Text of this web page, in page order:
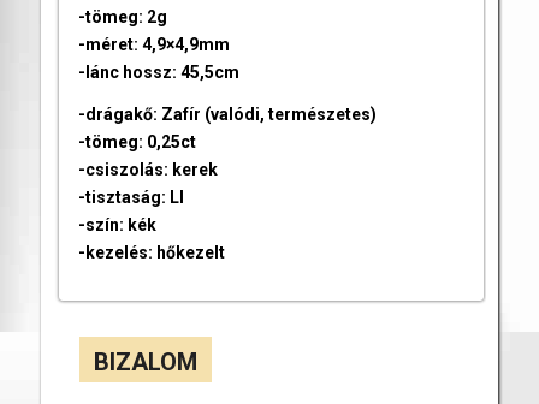
-tömeg: 2g
-méret: 4,9×4,9mm
-lánc hossz: 45,5cm
-drágakő: Zafír (valódi, természetes)
-tömeg: 0,25ct
-csiszolás: kerek
-tisztaság: LI
-szín: kék
-kezelés: hőkezelt
BIZALOM